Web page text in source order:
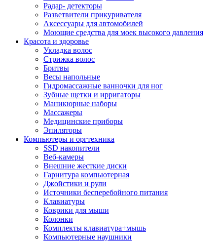
Радар- детекторы
Разветвители прикуривателя
Аксессуары для автомобилей
Моющие средства для моек высокого давления
Красота и здоровье
Укладка волос
Стрижка волос
Бритвы
Весы напольные
Гидромассажные ванночки для ног
Зубные щетки и ирригаторы
Маникюрные наборы
Массажеры
Медицинские приборы
Эпиляторы
Компьютеры и оргтехника
SSD накопители
Веб-камеры
Внешние жесткие диски
Гарнитура компьютерная
Джойстики и рули
Источники бесперебойного питания
Клавиатуры
Коврики для мыши
Колонки
Комплекты клавиатура+мышь
Компьютерные наушники